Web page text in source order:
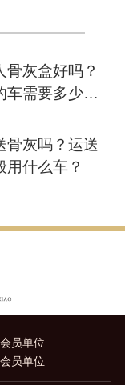
骨灰盒好吗？
车需要多少
骨灰吗？运送
用什么车？
员单位
员单位